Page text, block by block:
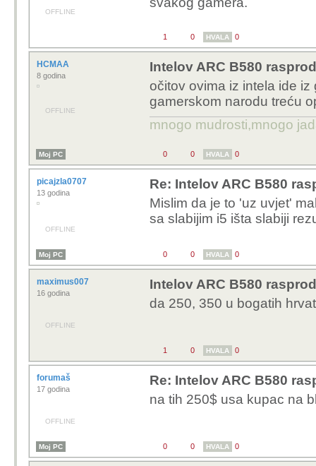
OFFLINE
1 0 HVALA 0
HCMAA
8 godina
OFFLINE
Intelov ARC B580
očitov ovima iz intela ide
gamerskom narodu treću
mnogo mudrosti,mnogo
Moj PC 0 0 HVALA 0
picajzla0707
13 godina
OFFLINE
Re: Intelov ARC B580
Mislim da je to 'uz uvjet'
sa slabijim i5 išta slabiji
Moj PC 0 0 HVALA 0
maximus007
16 godina
OFFLINE
Intelov ARC B580
da 250, 350 u bogatih
1 0 HVALA 0
forumaš
17 godina
OFFLINE
Re: Intelov ARC B580
na tih 250$ usa kupac na
Moj PC 0 0 HVALA 0